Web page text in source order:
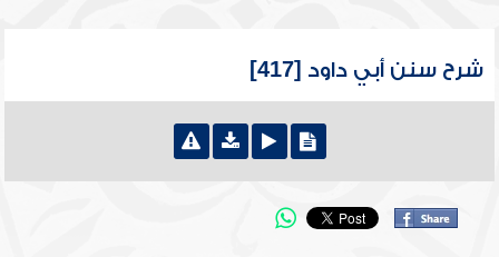
شرح سنن أبي داود [417]